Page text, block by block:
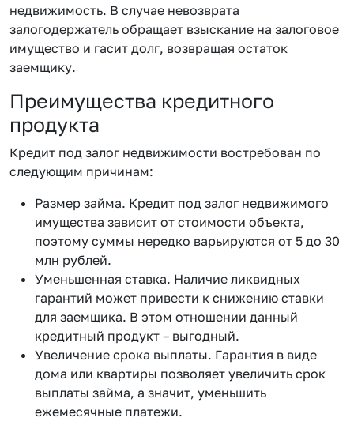
недвижимость. В случае невозврата
залогодержатель обращает взыскание на залоговое
имущество и гасит долг, возвращая остаток
заемщику.
Преимущества кредитного
продукта
Кредит под залог недвижимости востребован по
следующим причинам:
Размер займа. Кредит под залог недвижимого
имущества зависит от стоимости объекта,
поэтому суммы нередко варьируются от 5 до 30
млн рублей.
Уменьшенная ставка. Наличие ликвидных
гарантий может привести к снижению ставки
для заемщика. В этом отношении данный
кредитный продукт – выгодный.
Увеличение срока выплаты. Гарантия в виде
дома или квартиры позволяет увеличить срок
выплаты займа, а значит, уменьшить
ежемесячные платежи.